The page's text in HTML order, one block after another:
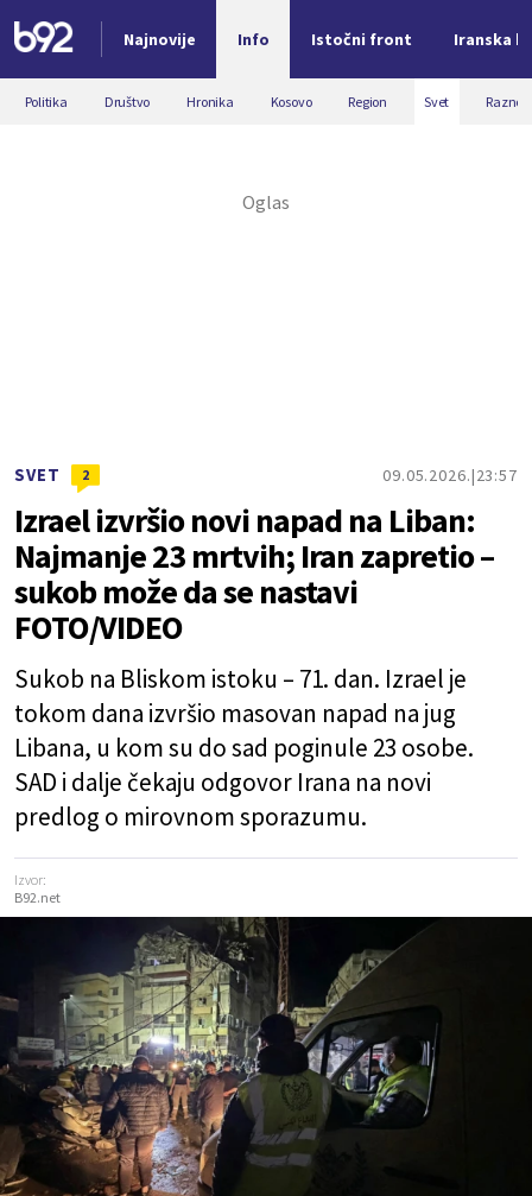
Najnovije Info Istočni front Iranska
Nova vest
Politika Društvo Hronika Kosovo Region Svet Razno
SVET 2 09.05.2026. 23:57
Izrael izvršio novi napad na Liban:
Najmanje 23 mrtvih; Iran zapretio –
sukob može da se nastavi
FOTO/VIDEO
Sukob na Bliskom istoku – 71. dan. Izrael je
tokom dana izvršio masovan napad na jug
Libana, u kom su do sad poginule 23 osobe.
SAD i dalje čekaju odgovor Irana na novi
predlog o mirovnom sporazumu.
Izvor:
B92.net